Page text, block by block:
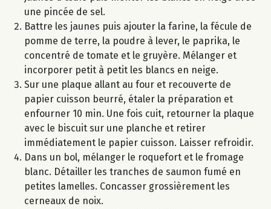
une pincée de sel.
Battre les jaunes puis ajouter la farine, la fécule de
pomme de terre, la poudre à lever, le paprika, le
concentré de tomate et le gruyère. Mélanger et
incorporer petit à petit les blancs en neige.
Sur une plaque allant au four et recouverte de
papier cuisson beurré, étaler la préparation et
enfourner 10 min. Une fois cuit, retourner la plaque
avec le biscuit sur une planche et retirer
immédiatement le papier cuisson. Laisser refroidir.
Dans un bol, mélanger le roquefort et le fromage
blanc. Détailler les tranches de saumon fumé en
petites lamelles. Concasser grossièrement les
cerneaux de noix.